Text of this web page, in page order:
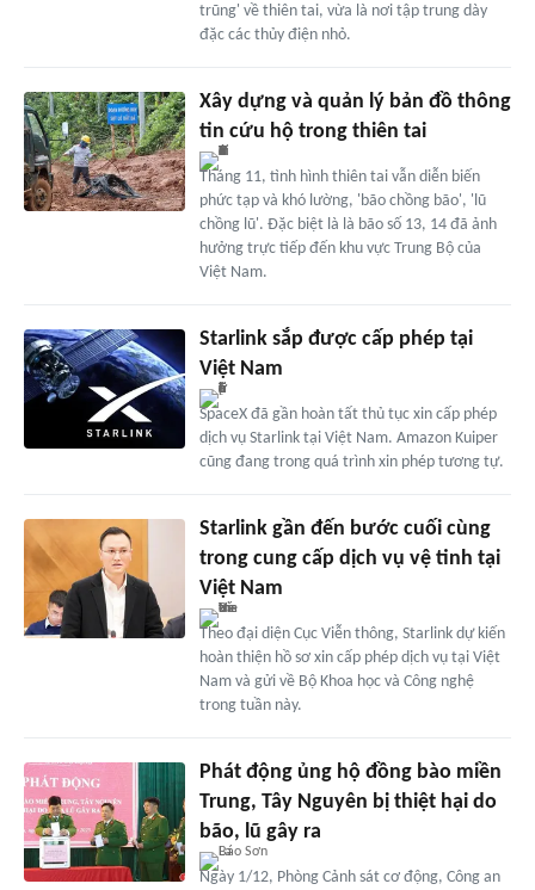
trũng' về thiên tai, vừa là nơi tập trung dày
đặc các thủy điện nhỏ.
Xây dựng và quản lý bản đồ thông
tin cứu hộ trong thiên tai
Tháng 11, tình hình thiên tai vẫn diễn biến
phức tạp và khó lường, 'bão chồng bão', 'lũ
chồng lũ'. Đặc biệt là là bão số 13, 14 đã ảnh
hưởng trực tiếp đến khu vực Trung Bộ của
Việt Nam.
Starlink sắp được cấp phép tại
Việt Nam
SpaceX đã gần hoàn tất thủ tục xin cấp phép
dịch vụ Starlink tại Việt Nam. Amazon Kuiper
cũng đang trong quá trình xin phép tương tự.
Starlink gần đến bước cuối cùng
trong cung cấp dịch vụ vệ tinh tại
Việt Nam
Theo đại diện Cục Viễn thông, Starlink dự kiến
hoàn thiện hồ sơ xin cấp phép dịch vụ tại Việt
Nam và gửi về Bộ Khoa học và Công nghệ
trong tuần này.
Phát động ủng hộ đồng bào miền
Trung, Tây Nguyên bị thiệt hại do
bão, lũ gây ra
Ngày 1/12, Phòng Cảnh sát cơ động, Công an